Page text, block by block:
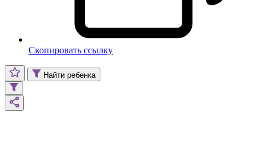
Скопировать ссылку
Найти ребенка